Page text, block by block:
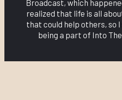
Broadcast, which
realized that life is all
that could help others, so
being a part of Into